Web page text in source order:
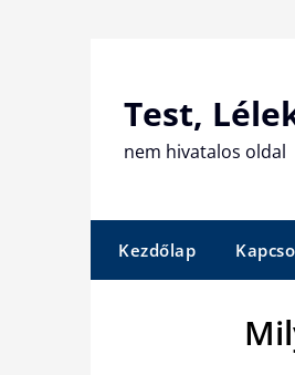
Test,
nem hivatalos oldal
Kezdőlap